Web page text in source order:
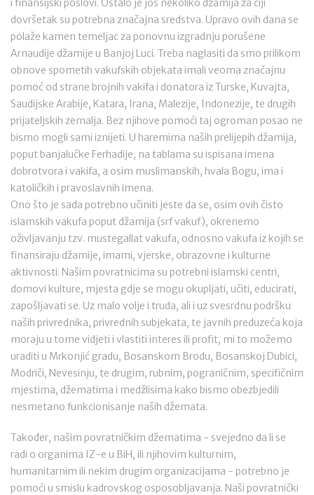
i finansijski poslovi. Ostalo je još nekoliko džamija za čiji
dovršetak su potrebna značajna sredstva. Upravo ovih dana se
polaže kamen temeljac za ponovnu izgradnju porušene
Arnaudije džamije u Banjoj Luci. Treba naglasiti da smo prilikom
obnove spometih vakufskih objekata imali veoma značajnu
pomoć od strane brojnih vakifa i donatora iz Turske, Kuvajta,
Saudijske Arabije, Katara, Irana, Malezije, Indonezije, te drugih
prijateljskih zemalja. Bez njihove pomoći taj ogroman posao ne
bismo mogli sami iznijeti. U haremima naših prelijepih džamija,
poput banjalučke Ferhadije, na tablama su ispisana imena
dobrotvora i vakifa, a osim muslimanskih, hvala Bogu, ima i
katoličkih i pravoslavnih imena.
Ono što je sada potrebno učiniti jeste da se, osim ovih čisto
islamskih vakufa poput džamija (srf vakuf), okrenemo
oživljavanju tzv. mustegallat vakufa, odnosno vakufa iz kojih se
finansiraju džamije, imami, vjerske, obrazovne i kulturne
aktivnosti. Našim povratnicima su potrebni islamski centri,
domovi kulture, mjesta gdje se mogu okupljati, učiti, educirati,
zapošljavati se. Uz malo volje i truda, ali i uz svesrdnu podršku
naših privrednika, privrednih subjekata, te javnih preduzeća koja
moraju u tome vidjeti i vlastiti interes ili profit, mi to možemo
uraditi u Mrkonjić gradu, Bosanskom Brodu, Bosanskoj Dubici,
Modriči, Nevesinju, te drugim, rubnim, pograničnim, specifičnim
mjestima, džematima i medžlisima kako bismo obezbjedili
nesmetano funkcionisanje naših džemata.
Također, našim povratničkim džematima - svejedno da li se
radi o organima IZ-e u BiH, ili njihovim kulturnim,
humanitarnim ili nekim drugim organizacijama - potrebno je
pomoći u smislu kadrovskog osposobljavanja. Naši povratnički